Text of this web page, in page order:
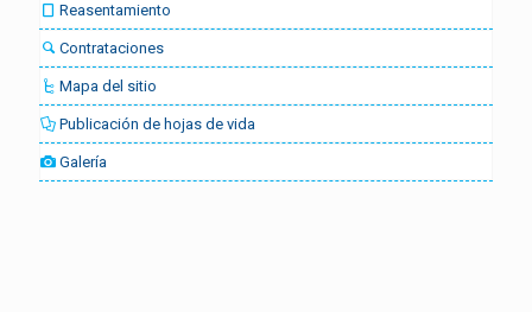
Reasentamiento
Contrataciones
Mapa del sitio
Publicación de hojas de vida
Galería